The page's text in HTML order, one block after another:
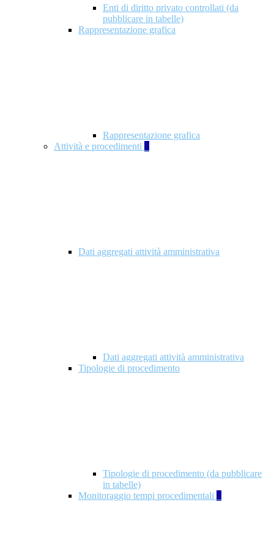
Enti di diritto privato controllati (da
pubblicare in tabelle)
Rappresentazione grafica
Rappresentazione grafica
Attività e procedimenti 5
Dati aggregati attività amministrativa
Dati aggregati attività amministrativa
Tipologie di procedimento
Tipologie di procedimento (da pubblicare
in tabelle)
Monitoraggio tempi procedimentali 4